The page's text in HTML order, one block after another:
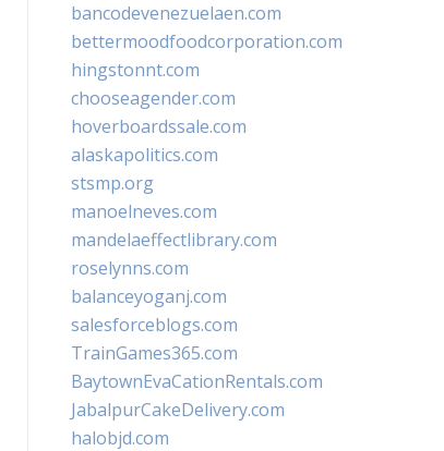
bancodevenezuelaen.com
bettermoodfoodcorporation.com
hingstonnt.com
chooseagender.com
hoverboardssale.com
alaskapolitics.com
stsmp.org
manoelneves.com
mandelaeffectlibrary.com
roselynns.com
balanceyoganj.com
salesforceblogs.com
TrainGames365.com
BaytownEvaCationRentals.com
JabalpurCakeDelivery.com
halobjd.com